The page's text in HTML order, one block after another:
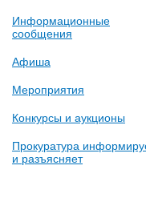
Информационные
сообщения
Афиша
Мероприятия
Конкурсы и аукционы
Прокуратура
и разъясняет